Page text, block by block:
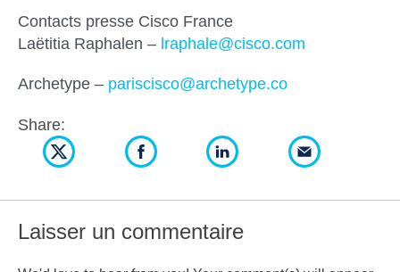
Contacts presse Cisco France
Laëtitia Raphalen – lraphale@cisco.com
Archetype – pariscisco@archetype.co
Share:
Laisser un commentaire